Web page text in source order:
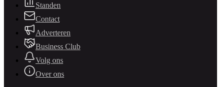
Standen
Contact
Adverteren
Business Club
Volg ons
Over ons